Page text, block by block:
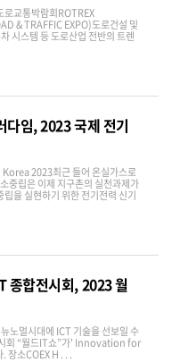
교통박람회ROTREX
& TRAFFIC EXPO)​도로건설 및
시스템 등 도로산업 전반의 트렌
다임, 2023 국제 전기
2023​​최근 들어 온실가스로
중립은 이제 지구촌의 실천과제가
을 실현하기 위한 전기전력 신기
종합전시회, 2023 월
멀시대에 ICT 기술을 선보일 수
회 “월드IT쇼”가' Innovation for
소COEX H . . .